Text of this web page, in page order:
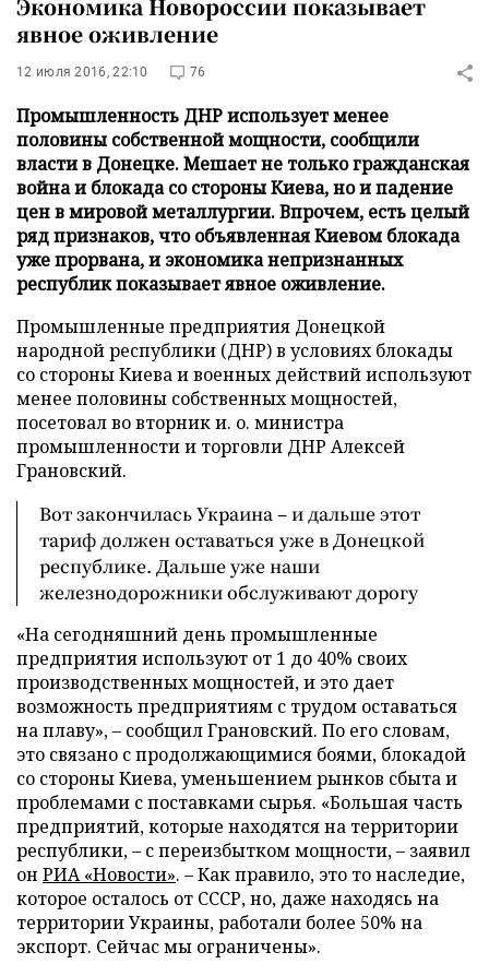
Экономика Новороссии показывает
явное оживление
12 июля 2016, 22:10 76
Промышленность ДНР использует менее
половины собственной мощности, сообщили
власти в Донецке. Мешает не только гражданская
война и блокада со стороны Киева, но и падение
цен в мировой металлургии. Впрочем, есть целый
ряд признаков, что объявленная Киевом блокада
уже прорвана, и экономика непризнанных
республик показывает явное оживление.
Промышленные предприятия Донецкой
народной республики (ДНР) в условиях блокады
со стороны Киева и военных действий используют
менее половины собственных мощностей,
посетовал во вторник и. о. министра
промышленности и торговли ДНР Алексей
Грановский.
Вот закончилась Украина – и дальше этот
тариф должен оставаться уже в Донецкой
республике. Дальше уже наши
железнодорожники обслуживают дорогу
«На сегодняшний день промышленные
предприятия используют от 1 до 40% своих
производственных мощностей, и это дает
возможность предприятиям с трудом оставаться
на плаву», – сообщил Грановский. По его словам,
это связано с продолжающимися боями, блокадой
со стороны Киева, уменьшением рынков сбыта и
проблемами с поставками сырья. «Большая часть
предприятий, которые находятся на территории
республики, – с переизбытком мощности, – заявил
он РИА «Новости». – Как правило, это то наследие,
которое осталось от СССР, но, даже находясь на
территории Украины, работали более 50% на
экспорт. Сейчас мы ограничены».